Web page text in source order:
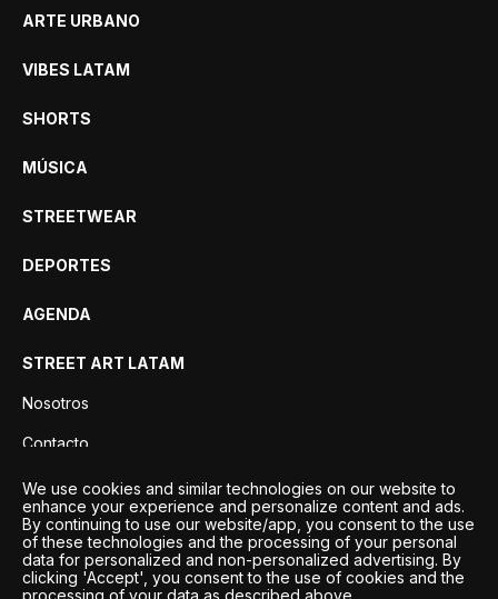
ARTE URBANO
VIBES LATAM
SHORTS
MÚSICA
STREETWEAR
DEPORTES
AGENDA
STREET ART LATAM
Nosotros
Contacto
Privacidad
We use cookies and similar technologies on our website to
enhance your experience and personalize content and ads.
By continuing to use our website/app, you consent to the use
of these technologies and the processing of your personal
data for personalized and non-personalized advertising. By
clicking 'Accept', you consent to the use of cookies and the
processing of your data as described above